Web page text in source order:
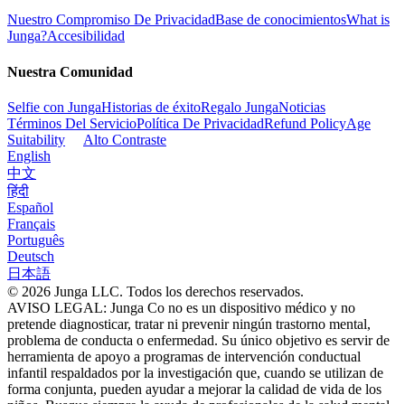
Nuestro Compromiso De PrivacidadBase de conocimientosWhat is
Junga?Accesibilidad
Nuestra Comunidad
Selfie con JungaHistorias de éxitoRegalo JungaNoticias
Términos Del ServicioPolítica De PrivacidadRefund PolicyAge
Suitability
Alto Contraste
English
中文
हिंदी
Español
Français
Português
Deutsch
日本語
© 2026 Junga LLC. Todos los derechos reservados.
AVISO LEGAL: Junga Co no es un dispositivo médico y no
pretende diagnosticar, tratar ni prevenir ningún trastorno mental,
problema de conducta o enfermedad. Su único objetivo es servir de
herramienta de apoyo a programas de intervención conductual
infantil respaldados por la investigación que, cuando se utilizan de
forma conjunta, pueden ayudar a mejorar la calidad de vida de los